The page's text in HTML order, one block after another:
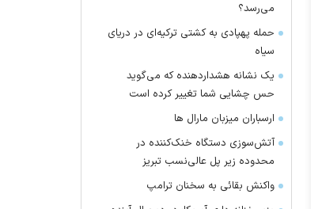
می‌رسد؟
حمله پهپادی به کشتی ترکیه‌ای در دریای
سیاه
یک نشانه هشداردهنده که می‌گوید
حس چشایی شما تغییر کرده است
ارسباران میزبان مارال ها
آتش‌سوزی دستگاه خنک‌کننده در
محدوده زیر پل عالی‌نسب تبریز
واکنش بقائی به سخنان ترامپ